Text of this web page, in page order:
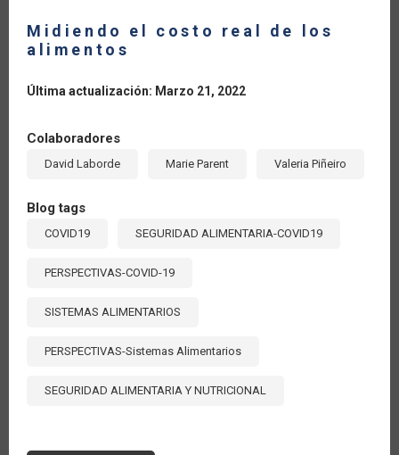
Midiendo el costo real de los
alimentos
Última actualización: Marzo 21, 2022
Colaboradores
David Laborde Marie Parent Valeria Piñeiro
Blog tags
COVID19 SEGURIDAD ALIMENTARIA-COVID19
PERSPECTIVAS-COVID-19
SISTEMAS ALIMENTARIOS
PERSPECTIVAS-Sistemas Alimentarios
SEGURIDAD ALIMENTARIA Y NUTRICIONAL